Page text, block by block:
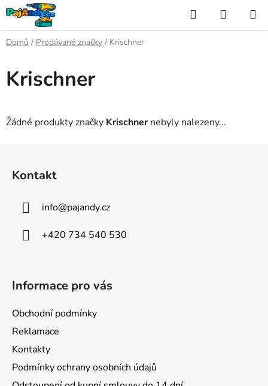
Přejít
na
obsah
Hledat
KOŠÍK
Domů / Prodávané značky / Krischner
Krischner
Žádné produkty značky Krischner nebyly nalezeny...
Kontakt
info@pajandy.cz
+420 734 540 530
Informace pro vás
Obchodní podmínky
Reklamace
Kontakty
Podmínky ochrany osobních údajů